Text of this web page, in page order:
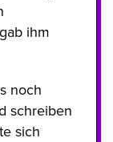
ihm
noch
schreiben
sich